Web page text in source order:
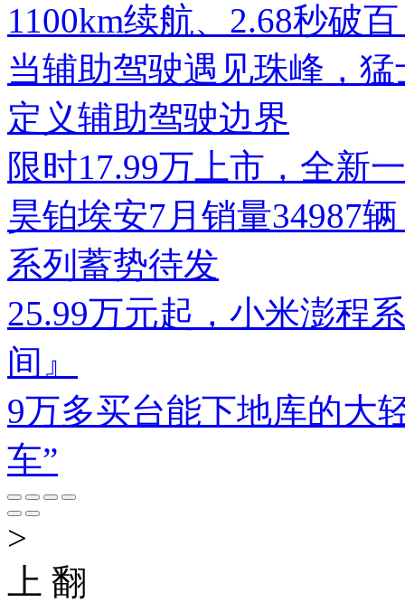
1100km续航、2.68秒破
当辅助驾驶遇见珠峰，
定义辅助驾驶边界
限时17.99万上市，全新
昊铂埃安7月销量34987
系列蓄势待发
25.99万元起，小米澎程
间』
9万多买台能下地库的大
车”
>
上 翻